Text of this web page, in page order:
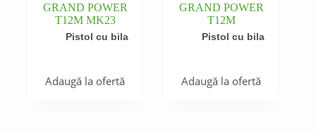
GRAND POWER
T12M MK23
Pistol cu bila
Adaugă la ofertă
GRAND POWER
T12M
Pistol cu bila
Adaugă la ofertă